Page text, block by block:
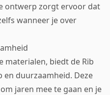
ontwerp zorgt ervoor dat
wanneer je over
materialen, biedt de Rib
en duurzaamheid. Deze
jaren mee te gaan en je